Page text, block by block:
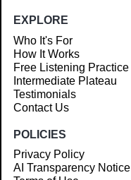
EXPLORE
Who It's For
How It Works
Free Listening Practice
Intermediate Plateau
Testimonials
Contact Us
POLICIES
Privacy Policy
AI Transparency Notice